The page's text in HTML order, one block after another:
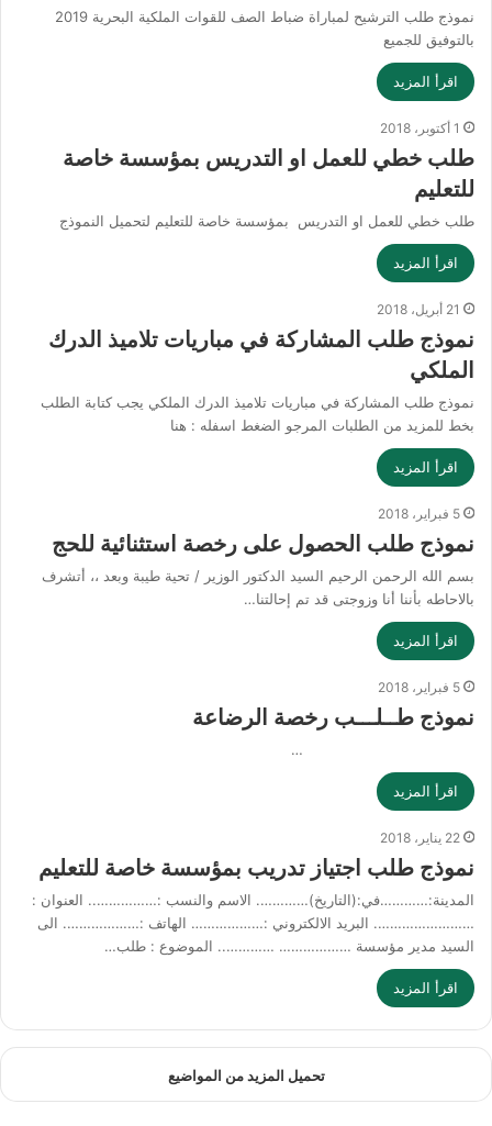
نموذج طلب الترشيح لمباراة ضباط الصف للقوات الملكية البحرية 2019
بالتوفيق للجميع
اقرأ المزيد
1 أكتوبر، 2018
طلب خطي للعمل او التدريس بمؤسسة خاصة
للتعليم
طلب خطي للعمل او التدريس بمؤسسة خاصة للتعليم لتحميل النموذج
اقرأ المزيد
21 أبريل، 2018
نموذج طلب المشاركة في مباريات تلاميذ الدرك
الملكي
نموذج طلب المشاركة في مباريات تلاميذ الدرك الملكي يجب كتابة الطلب
بخط للمزيد من الطلبات المرجو الضغط اسفله : هنا
اقرأ المزيد
5 فبراير، 2018
نموذج طلب الحصول على رخصة استثنائية للحج
بسم الله الرحمن الرحيم السيد الدكتور الوزير / تحية طيبة وبعد ،، أتشرف
بالاحاطه بأننا أنا وزوجتى قد تم إحالتنا…
اقرأ المزيد
5 فبراير، 2018
نموذج طــلـــب رخصة الرضاعة
…
اقرأ المزيد
22 يناير، 2018
نموذج طلب اجتياز تدريب بمؤسسة خاصة للتعليم
المدينة:…………في:(التاريخ)…………. الاسم والنسب :…………….. العنوان :
……………………. البريد الالكتروني :……………… الهاتف :………………. الى
السيد مدير مؤسسة ……………… ………….. الموضوع : طلب…
اقرأ المزيد
تحميل المزيد من المواضيع